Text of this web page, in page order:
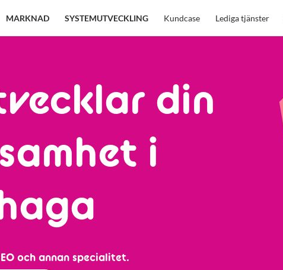
MARKNAD SYSTEMUTVECKLING Kundcase Lediga tjänster
din
i
och annan specialitet.